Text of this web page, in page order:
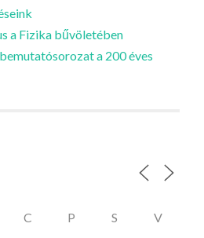
a Fizika bűvöletében
a 200 éves
C P S V